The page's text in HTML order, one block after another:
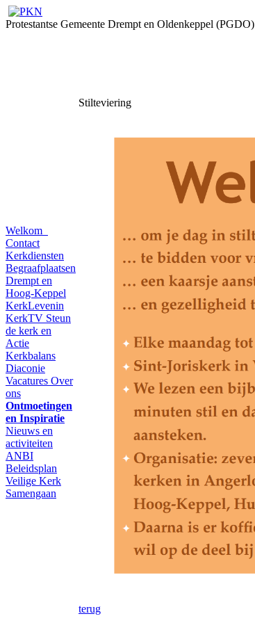
Protestantse Gemeente Drempt en Oldenkeppel (PGDO)
Welkom
Contact
Kerkdiensten
Begraafplaatsen
Drempt en
Hoog-Keppel
KerkLevenin
KerkTV Steun
de kerk en
Actie
Kerkbalans
Diaconie
Vacatures Over
ons
Ontmoetingen
en Inspiratie
Nieuws en
activiteiten
ANBI
Beleidsplan
Veilige Kerk
Samengaan
Stilteviering
terug